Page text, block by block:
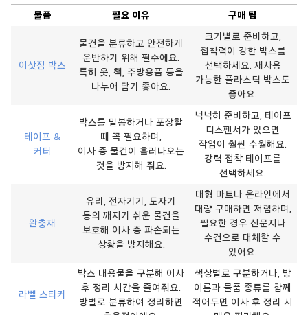
물품 필요 이유 구매 팁
이삿짐 박스
물건을 분류하고 안전하게
운반하기 위해 필수에요.
특히 옷, 책, 주방용품 등을
나누어 담기 좋아요.
크기별로 준비하고,
접착력이 강한 박스를
선택하세요. 재사용
가능한 플라스틱 박스도
좋아요.
테이프 &
커터
박스를 밀봉하거나 포장할
때 꼭 필요하며,
이사 중 물건이 흘러나오는
것을 방지해 줘요.
넉넉히 준비하고, 테이프
디스펜서가 있으면
작업이 훨씬 수월해요.
강력 접착 테이프를
선택하세요.
완충재
유리, 전자기기, 도자기
등의 깨지기 쉬운 물건을
보호해 이사 중 파손되는
상황을 방지해요.
대형 마트나 온라인에서
대량 구매하면 저렴하며,
필요한 경우 신문지나
수건으로 대체할 수
있어요.
라벨 스티커
박스 내용물을 구분해 이사
후 정리 시간을 줄여줘요.
방별로 분류하여 정리하면
색상별로 구분하거나, 방
이름과 물품 종류를 함께
적어두면 이사 후 정리 시